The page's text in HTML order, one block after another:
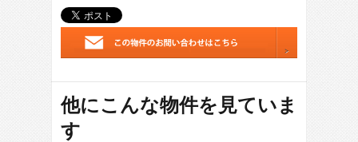
他にこんな物件を見ていま
す